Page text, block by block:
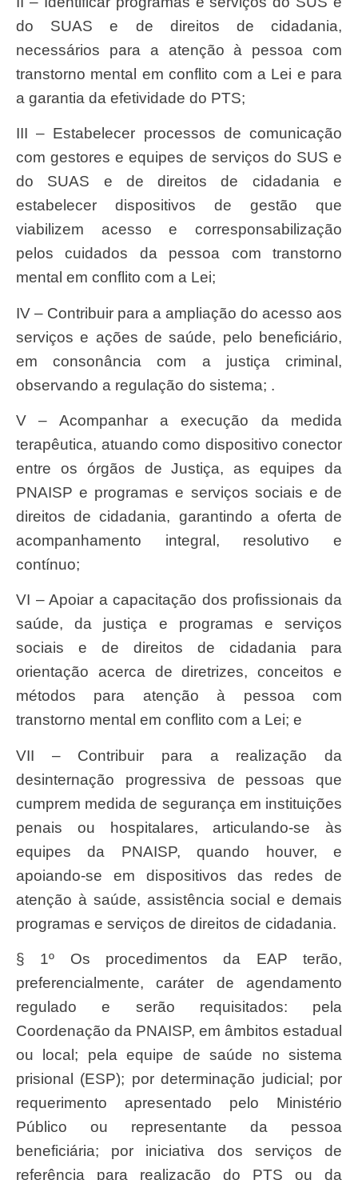
do SUAS e de direitos de cidadania,
necessários para a atenção à pessoa com
transtorno mental em conflito com a Lei e para
a garantia da efetividade do PTS;
III – Estabelecer processos de comunicação
com gestores e equipes de serviços do SUS e
do SUAS e de direitos de cidadania e
estabelecer dispositivos de gestão que
viabilizem acesso e corresponsabilização
pelos cuidados da pessoa com transtorno
mental em conflito com a Lei;
IV – Contribuir para a ampliação do acesso aos
serviços e ações de saúde, pelo beneficiário,
em consonância com a justiça criminal,
observando a regulação do sistema; .
V – Acompanhar a execução da medida
terapêutica, atuando como dispositivo conector
entre os órgãos de Justiça, as equipes da
PNAISP e programas e serviços sociais e de
direitos de cidadania, garantindo a oferta de
acompanhamento integral, resolutivo e
contínuo;
VI – Apoiar a capacitação dos profissionais da
saúde, da justiça e programas e serviços
sociais e de direitos de cidadania para
orientação acerca de diretrizes, conceitos e
métodos para atenção à pessoa com
transtorno mental em conflito com a Lei; e
VII – Contribuir para a realização da
desinternação progressiva de pessoas que
cumprem medida de segurança em instituições
penais ou hospitalares, articulando-se às
equipes da PNAISP, quando houver, e
apoiando-se em dispositivos das redes de
atenção à saúde, assistência social e demais
programas e serviços de direitos de cidadania.
§ 1º Os procedimentos da EAP terão,
preferencialmente, caráter de agendamento
regulado e serão requisitados: pela
Coordenação da PNAISP, em âmbitos estadual
ou local; pela equipe de saúde no sistema
prisional (ESP); por determinação judicial; por
requerimento apresentado pelo Ministério
Público ou representante da pessoa
beneficiária; por iniciativa dos serviços de
referência para realização do PTS ou da